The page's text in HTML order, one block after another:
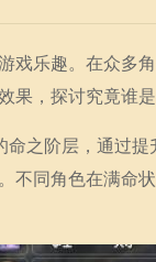
戏乐趣。在众多
，探讨究竟谁是
之阶层，通过
不同角色在满命